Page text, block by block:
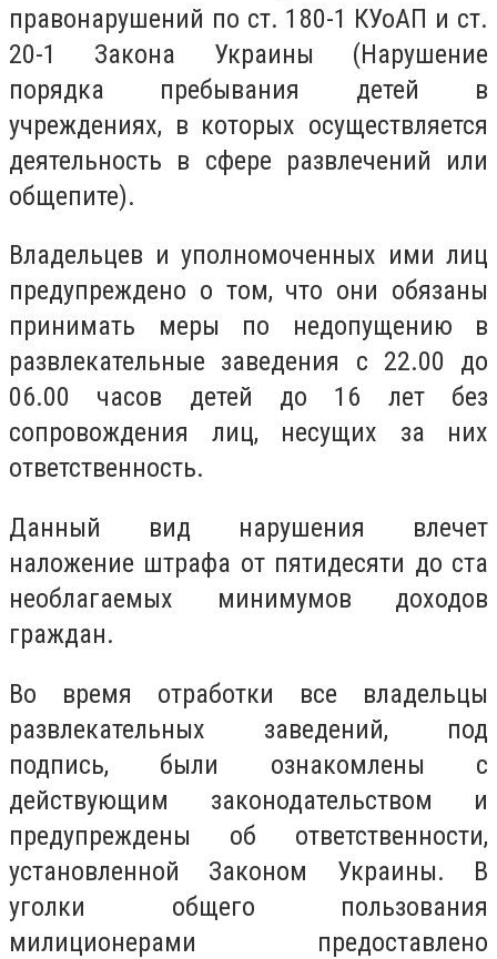
правонарушений по ст. 180-1 КУоАП и ст.
20-1 Закона Украины (Нарушение
порядка пребывания детей в
учреждениях, в которых осуществляется
деятельность в сфере развлечений или
общепите).
Владельцев и уполномоченных ими лиц
предупреждено о том, что они обязаны
принимать меры по недопущению в
развлекательные заведения с 22.00 до
06.00 часов детей до 16 лет без
сопровождения лиц, несущих за них
ответственность.
Данный вид нарушения влечет
наложение штрафа от пятидесяти до ста
необлагаемых минимумов доходов
граждан.
Во время отработки все владельцы
развлекательных заведений, под
подпись, были ознакомлены с
действующим законодательством и
предупреждены об ответственности,
установленной Законом Украины. В
уголки общего пользования
милиционерами предоставлено